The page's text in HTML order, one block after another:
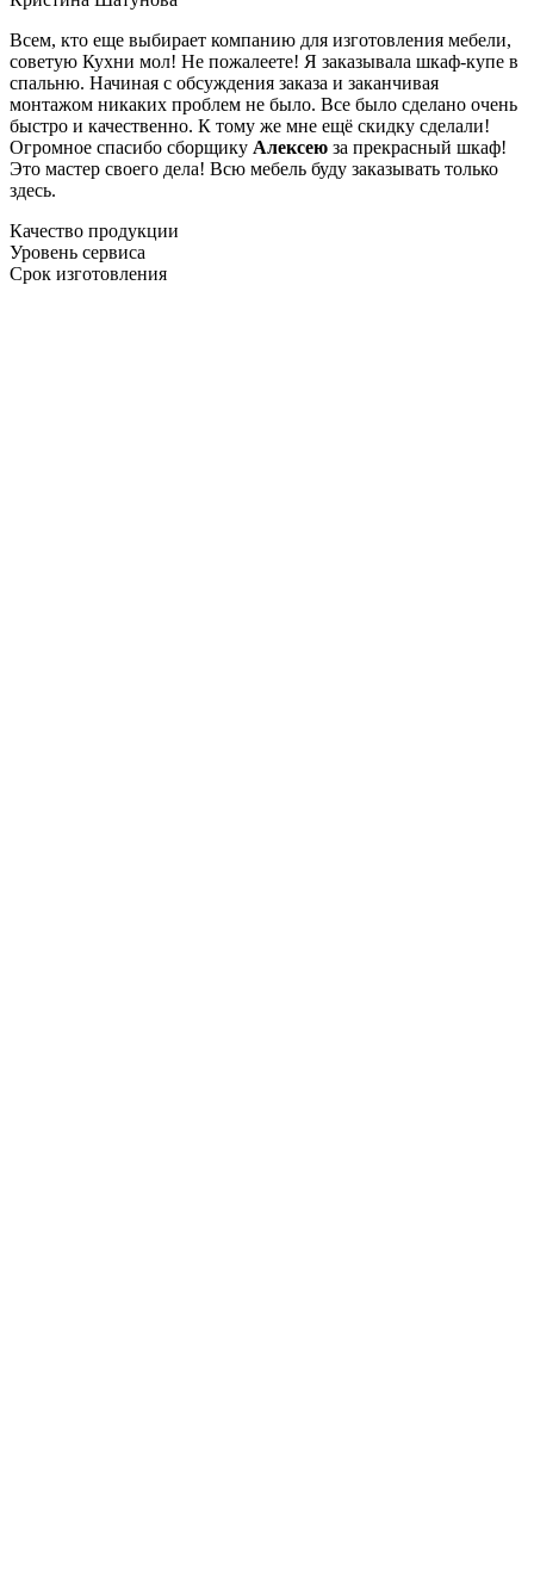
Всем, кто еще выбирает компанию для изготовления мебели,
советую Кухни мол! Не пожалеете! Я заказывала шкаф-купе в
спальню. Начиная с обсуждения заказа и заканчивая
монтажом никаких проблем не было. Все было сделано очень
быстро и качественно. К тому же мне ещё скидку сделали!
Огромное спасибо сборщику Алексею за прекрасный шкаф!
Это мастер своего дела! Всю мебель буду заказывать только
здесь.
Качество продукции
Уровень сервиса
Срок изготовления